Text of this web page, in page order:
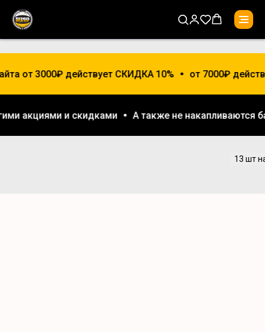
от 3000₽ действует СКИДКА 10% от 7000₽
акциями и скидками А также не накапливаются